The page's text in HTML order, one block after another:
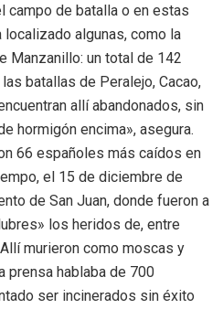
campo de batalla o en estas
algunas, como la
Manzanillo: un total de 142
batallas de Peralejo, Cacao,
allí abandonados, sin
hormigón encima», asegura.
66 españoles más caídos en
el 15 de diciembre de
de San Juan, donde fueron a
los heridos de, entre
murieron como moscas y
prensa hablaba de 700
ser incinerados sin éxito